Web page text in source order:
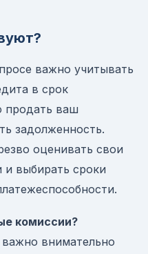
важно учитывать
в срок
продать ваш
задолженность.
оценивать свои
выбирать сроки
комиссии?
внимательно